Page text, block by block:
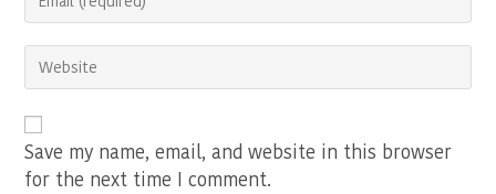
username
comment
your
address
your
(optional)
Save my name, email, and website in this browser
for the next time I comment.